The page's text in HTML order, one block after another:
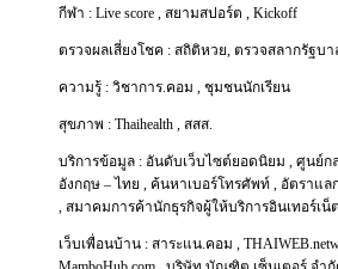
กีฬา : Live score , สยามสปอร์ต , Kickoff
ตรวจผลเสี่ยงโชค : สถิติหวย, ตรวจสลากรัฐบา
ความรู้ : วิชาการ.คอม , ชุมชนนักเรียน
สุขภาพ : Thaihealth , สสส.
บริการข้อมูล : อันดับเว็บไซต์ยอดนิยม , ศูนย์ก
อังกฤษ – ไทย , ค้นหาเบอร์โทรศัพท์ , อัตราแล
, สมาคมการค้านักธุรกิจผู้ให้บริการอินเทอร์เน็
เว็บเพื่อนบ้าน : สาระแน.คอม ,